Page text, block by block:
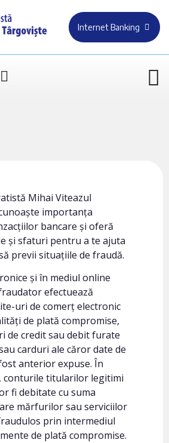
Internet Banking
Mihai Viteazul
importanța
bancare și oferă
și sfaturi pentru a te ajuta
previi situațiile de fraudă.
și în mediul online
efectuează
uri de comerț electronic
de plată compromise,
de credit sau debit furate
carduri ale căror date de
anterior expuse. În
conturile titularilor legitimi
fi debitate cu suma
mărfurilor sau serviciilor
prin intermediul
de plată compromise.